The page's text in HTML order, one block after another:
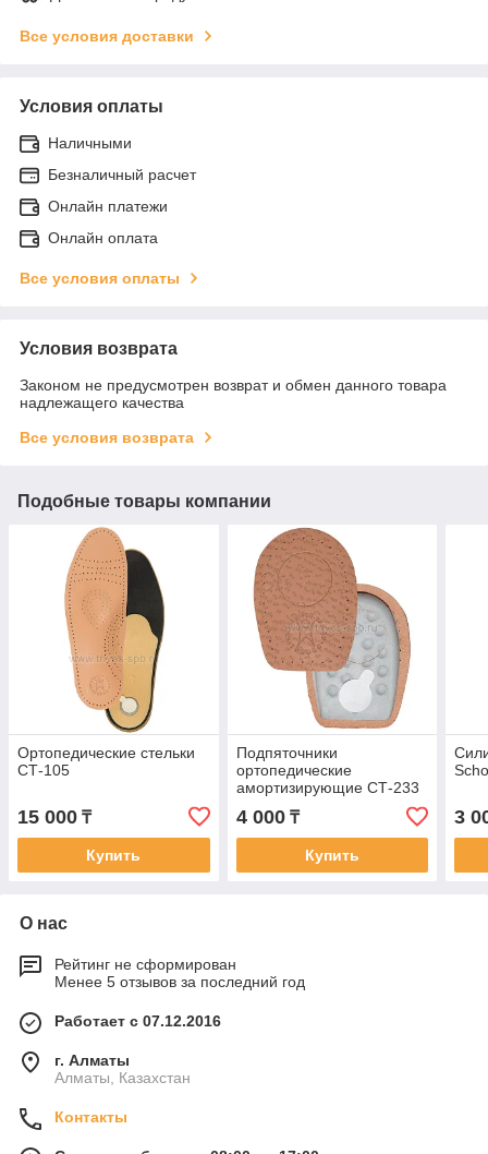
Все условия доставки
Условия оплаты
Наличными
Безналичный расчет
Онлайн платежи
Онлайн оплата
Все условия оплаты
Условия возврата
Законом не предусмотрен возврат и обмен данного товара
надлежащего качества
Все условия возврата
Подобные товары компании
Ортопедические стельки
СТ-105
15 000 ₸
Купить
Подпяточники
ортопедические
амортизирующие СТ-233
4 000₸
Купить
3
О нас
Рейтинг не сформирован
Менее 5 отзывов за последний год
Работает с 07.12.2016
г. Алматы
Алматы, Казахстан
Контакты